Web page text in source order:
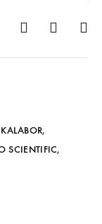
,
SCIENTIFIC,